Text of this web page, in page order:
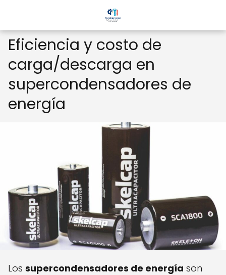
Eficiencia y costo de
carga/descarga en
supercondensadores de
energía
Los supercondensadores de energía son